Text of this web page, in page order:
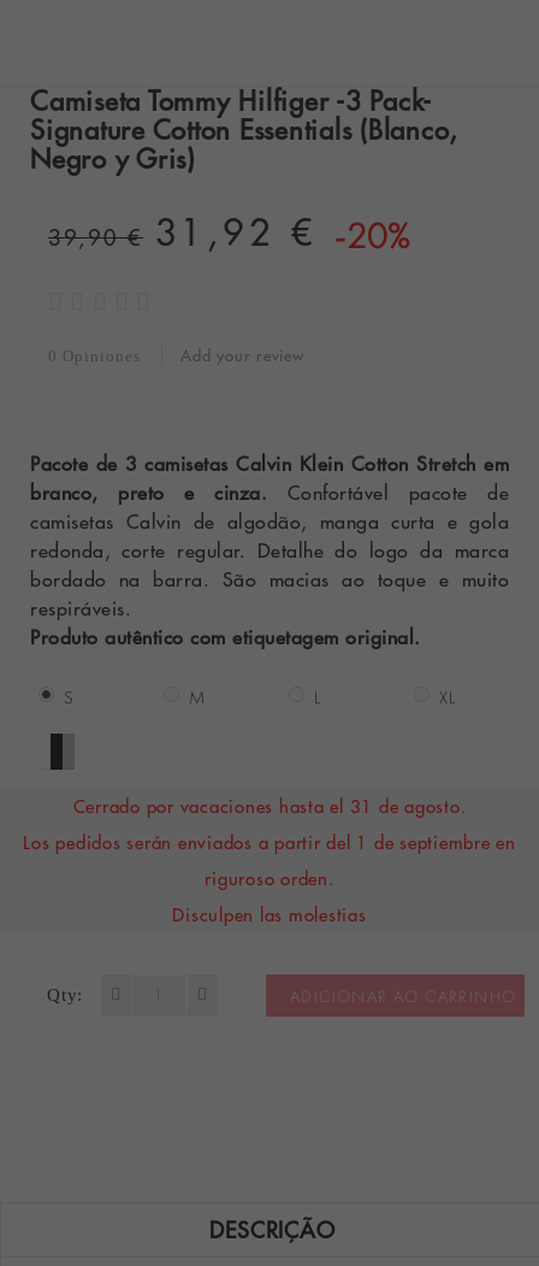
Camiseta Tommy Hilfiger -3 Pack-
Signature Cotton Essentials (Blanco,
Negro y Gris)
39,90 € 31,92 € -20%
0 Opiniones Add your review
Pacote de 3 camisetas Calvin Klein Cotton Stretch em
branco, preto e cinza. Confortável pacote de
camisetas Calvin de algodão, manga curta e gola
redonda, corte regular. Detalhe do logo da marca
bordado na barra. São macias ao toque e muito
respiráveis.
Produto autêntico com etiquetagem original.
S M L XL
Cerrado por vacaciones hasta el 31 de agosto.
Los pedidos serán enviados a partir del 1 de septiembre en
riguroso orden.
Disculpen las molestias
Qty: ADICIONAR AO CARRINHO
DESCRIÇÃO